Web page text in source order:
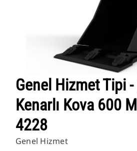
Genel Hizmet Tipi
Kenarlı Kova 600
4228
Genel Hizmet